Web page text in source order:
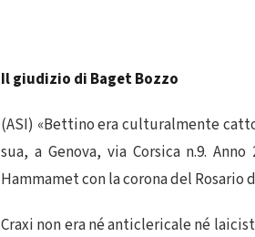
Il giudizio di Baget Bozzo
(ASI) «Bettino era culturalmente
sua, a Genova, via Corsica n.9.
Hammamet con la corona del Rosario
Craxi non era né anticlericale né